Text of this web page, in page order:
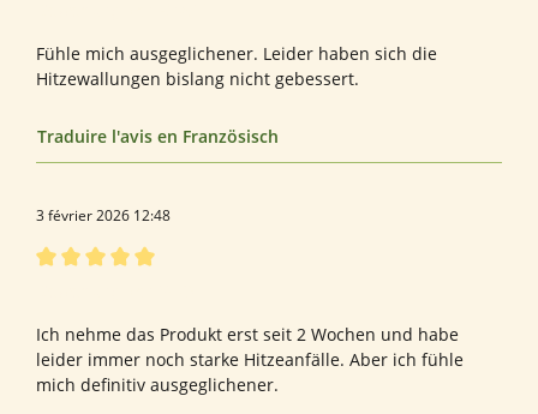
Fühle mich ausgeglichener. Leider haben sich die
Hitzewallungen bislang nicht gebessert.
Traduire l'avis en Französisch
3 février 2026 12:48
Ich nehme das Produkt erst seit 2 Wochen und habe
leider immer noch starke Hitzeanfälle. Aber ich fühle
mich definitiv ausgeglichener.